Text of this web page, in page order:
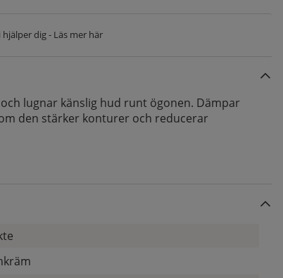
hjälper dig - Läs mer här
lugnar känslig hud runt ögonen. Dämpar
den stärker konturer och reducerar